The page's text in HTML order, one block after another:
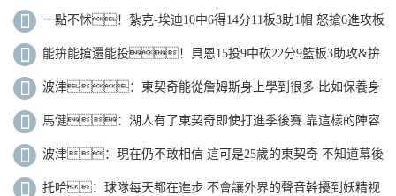
14個
一點不怵！紮克-埃迪10中6得14分11板3助1帽 怒搶6進攻板
能拚能搶還能投！貝恩15投9中砍22分9籃板3助攻&拚
下4前場籃板
波津：東契奇能從詹姆斯身上學到很多 比如保養身
體的方式
馬健：湖人有了東契奇即使打進季後賽 靠這樣的陣容
也不會走遠
波津：現在仍不敢相信 這可是25歲的東契奇 不知道幕後
發生了什麽
托哈：球隊每天都在進步 不會讓外界的聲音幹擾到妖精视